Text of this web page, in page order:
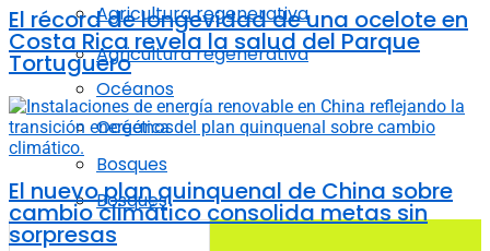
Agricultura regenerativa
Océanos
Bosques
Agricultura regenerativa
Océanos
Bosques
El récord de longevidad de una ocelote en
Costa Rica revela la salud del Parque
Tortuguero
El nuevo plan quinquenal de China sobre
cambio climático consolida metas sin
sorpresas